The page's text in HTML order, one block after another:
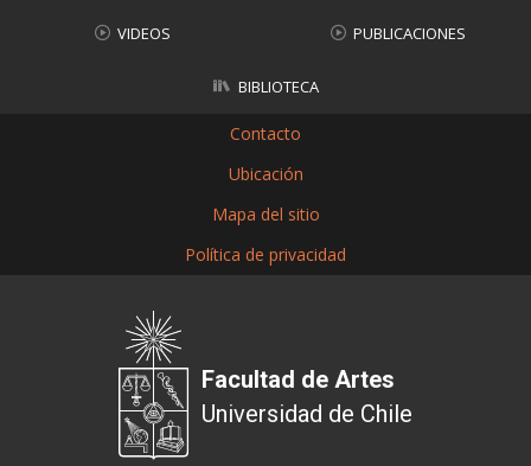
VIDEOS PUBLICACIONES
BIBLIOTECA
Contacto
Ubicación
Mapa del sitio
Política de privacidad
Facultad de Artes
Universidad de Chile